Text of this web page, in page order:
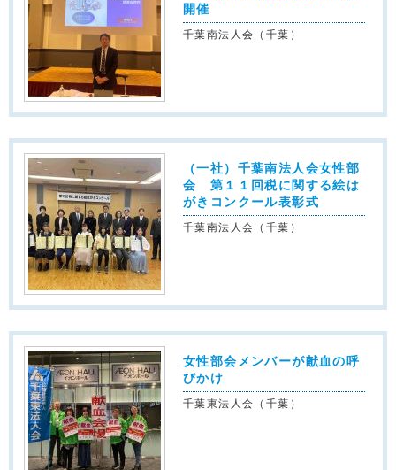
開催
千葉南法人会（千葉）
（一社）千葉南法人会女性部
会 第１１回税に関する絵は
がきコンクール表彰式
千葉南法人会（千葉）
女性部会メンバーが献血の呼
びかけ
千葉東法人会（千葉）